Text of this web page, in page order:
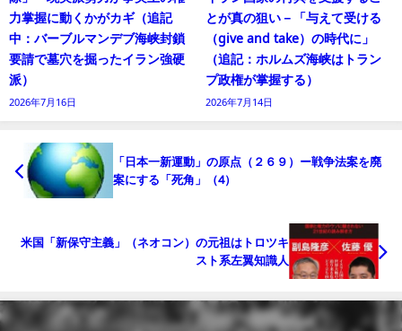
力掌握に動くかがカギ（追記
中：バーブルマンデブ海峡封鎖
要請で墓穴を掘ったイラン強硬
派）
2026年7月16日
とが真の狙い－「与えて受ける
（give and take）の時代に」
（追記：ホルムズ海峡はトラン
プ政権が掌握する）
2026年7月14日
「日本一新運動」の原点（２６９）ー戦争法案を廃
案にする「死角」（4）
米国「新保守主義」（ネオコン）の元祖はトロツキ
スト系左翼知識人